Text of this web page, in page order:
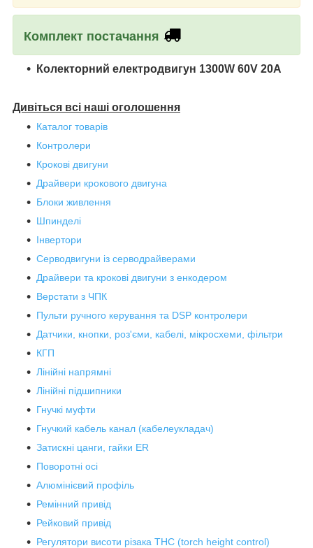
Комплект постачання
Колекторний електродвигун 1300W 60V 20A
Дивіться всі наші оголошення
Каталог товарів
Контролери
Крокові двигуни
Драйвери крокового двигуна
Блоки живлення
Шпинделі
Інвертори
Серводвигуни із серводрайверами
Драйвери та крокові двигуни з енкодером
Верстати з ЧПК
Пульти ручного керування та DSP контролери
Датчики, кнопки, роз'єми, кабелі, мікросхеми, фільтри
КГП
Лінійні напрямні
Лінійні підшипники
Гнучкі муфти
Гнучкий кабель канал (кабелеукладач)
Затискні цанги, гайки ER
Поворотні осі
Алюмінієвий профіль
Ремінний привід
Рейковий привід
Регулятори висоти різака THC (torch height control)